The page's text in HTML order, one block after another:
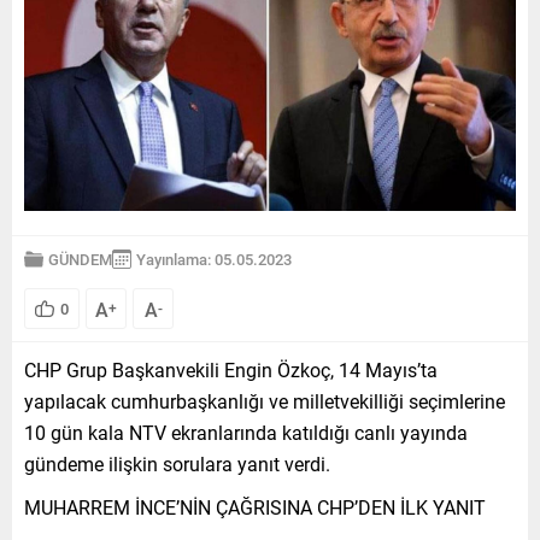
GÜNDEM Yayınlama: 05.05.2023
0 A+ A-
CHP Grup Başkanvekili Engin Özkoç, 14 Mayıs’ta
yapılacak cumhurbaşkanlığı ve milletvekilliği seçimlerine
10 gün kala NTV ekranlarında katıldığı canlı yayında
gündeme ilişkin sorulara yanıt verdi.
MUHARREM İNCE’NİN ÇAĞRISINA CHP’DEN İLK YANIT